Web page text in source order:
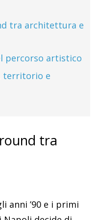
tra architettura e
percorso artistico
territorio e
tra
anni ’90 e i primi